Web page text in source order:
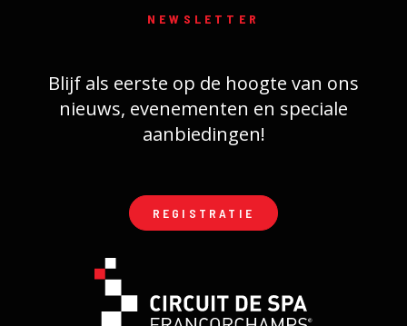
NEWSLETTER
Blijf als eerste op de hoogte van ons
nieuws, evenementen en speciale
aanbiedingen!
REGISTRATIE